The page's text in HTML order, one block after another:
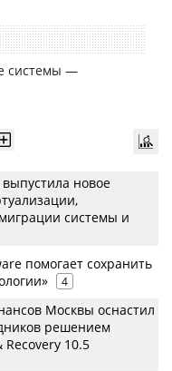
системы —
новое
системы и
помогает сохранить
4
Москвы оснастил
решением
Recovery 10.5